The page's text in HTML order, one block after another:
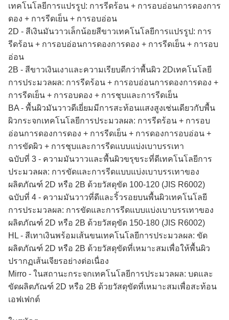
เทคโนโลยีการแปรรูป: การรีดร้อน + การอบอ่อนการดองการ
ดอง + การรีดเย็น + การอบอ่อน
2D - สีเงินมันวาวเล็กน้อยสีขาวเทคโนโลยีการแปรรูป: การ
รีดร้อน + การอบอ่อนการดองการดอง + การรีดเย็น + การอบ
อ่อน
2B - สีขาวเงินเงาและความเรียบดีกว่าพื้นผิว 2Dเทคโนโลยี
การประมวลผล: การรีดร้อน + การอบอ่อนการดองการดอง +
การรีดเย็น + การอบดอง + การชุบและการรีดเย็น
BA - พื้นผิวมันวาวดีเยี่ยมมีการสะท้อนแสงสูงเช่นเดียวกับพื้น
ผิวกระจกเทคโนโลยีการประมวลผล: การรีดร้อน + การอบ
อ่อนการดองการดอง + การรีดเย็น + การดองการอบอ่อน +
การขัดผิว + การชุบและการรีดแบบแบ่งเบาบรรเทา
ฉบับที่ 3 - ความมันวาวและพื้นผิวขรุขระที่ดีเทคโนโลยีการ
ประมวลผล: การขัดและการรีดแบบแบ่งเบาบรรเทาของ
ผลิตภัณฑ์ 2D หรือ 2B ด้วยวัสดุขัด 100-120 (JIS R6002)
ฉบับที่ 4 - ความมันวาวที่ดีและริ้วรอยบนพื้นผิวเทคโนโลยี
การประมวลผล: การขัดและการรีดแบบแบ่งเบาบรรเทาของ
ผลิตภัณฑ์ 2D หรือ 2B ด้วยวัสดุขัด 150-180 (JIS R6002)
HL - สีเทาเงินพร้อมเส้นขนเทคโนโลยีการประมวลผล: ขัด
ผลิตภัณฑ์ 2D หรือ 2B ด้วยวัสดุขัดที่เหมาะสมเพื่อให้พื้นผิว
ปรากฏเส้นเจียรอย่างต่อเนื่อง
Mirro - ในสถานะกระจกเทคโนโลยีการประมวลผล: บดและ
ขัดผลิตภัณฑ์ 2D หรือ 2B ด้วยวัสดุขัดที่เหมาะสมเพื่อสะท้อน
เอฟเฟกต์